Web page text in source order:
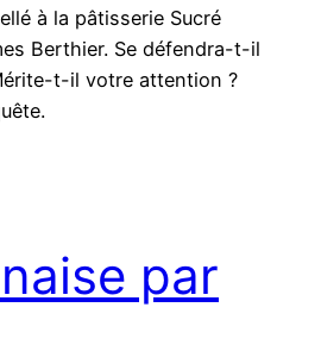
à la pâtisserie Sucré
Berthier. Se défendra-t-il
t-il votre attention ?
par